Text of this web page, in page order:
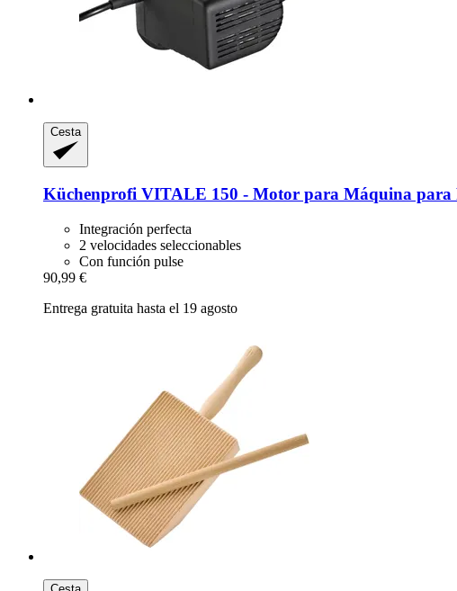
Cesta
Küchenprofi VITALE 150 -​ Motor para Máquina para
Integración perfecta
2 velocidades seleccionables
Con función pulse
90,99 €
Entrega gratuita hasta el 19 agosto